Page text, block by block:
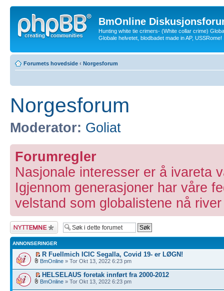
BmOnline
Hunting white tie crimers- (White collar crime)
Globale helvetet, blodbadet made in AP, USSRome!
Forumets hovedside ‹ Norgesforum
Norgesforum
Moderator: Goliat
Forumregler
Nasjonale interesser er å ivareta
Igjennom generasjoner har våre
velstand som globalistene nå
Legg inn et nytt
emne
ANNONSERINGER
R Fuellmich ICIC Segalla, Covid 19- er LØGN!
BmOnline » Tor Okt 13, 2022 6:23 pm
HELSELAUS foretak innført fra 2000-2012
BmOnline » Tor Okt 13, 2022 6:23 pm